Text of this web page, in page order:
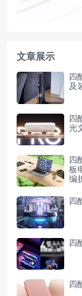
文章展示
四
及
四
光
四
板
编
四
四
四